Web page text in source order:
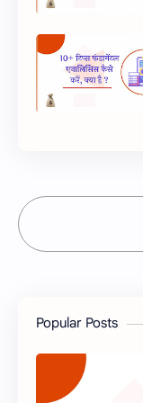
Popular Posts